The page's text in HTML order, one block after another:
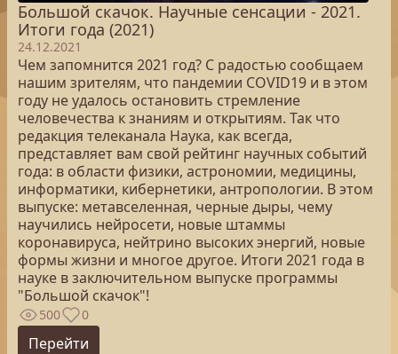
Большой скачок. Научные сенсации - 2021.
Итоги года (2021)
24.12.2021
Чем запомнится 2021 год? С радостью сообщаем
нашим зрителям, что пандемии COVID19 и в этом
году не удалось остановить стремление
человечества к знаниям и открытиям. Так что
редакция телеканала Наука, как всегда,
представляет вам свой рейтинг научных событий
года: в области физики, астрономии, медицины,
информатики, кибернетики, антропологии. В этом
выпуске: метавселенная, черные дыры, чему
научились нейросети, новые штаммы
коронавируса, нейтрино высоких энергий, новые
формы жизни и многое другое. Итоги 2021 года в
науке в заключительном выпуске программы
"Большой скачок"!
500 0
Перейти